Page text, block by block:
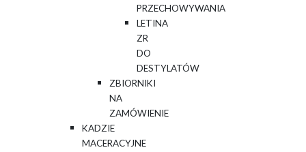
PRZECHOWYWANIA
LETINA
ZR
DO
DESTYLATÓW
ZBIORNIKI
NA
ZAMÓWIENIE
KADZIE
MACERACYJNE